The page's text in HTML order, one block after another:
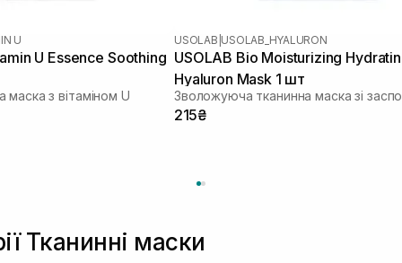
U
U Essence Soothing
з вітаміном U
USOLAB USOLAB_HYALURON
USOLAB Bio Moisturizing
Hyaluron Mask 1 шт
215₴
Тканинні маски